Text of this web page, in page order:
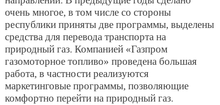
очень многое, в том числе со стороны
республики приняты две программы, выделены
средства для перевода транспорта на
природный газ. Компанией «Газпром
газомоторное топливо» проведена большая
работа, в частности реализуются
маркетинговые программы, позволяющие
комфортно перейти на природный газ.